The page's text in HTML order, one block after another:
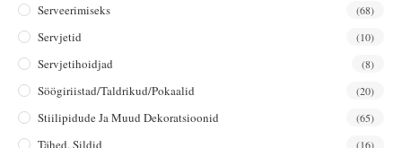
Serveerimiseks (68)
Servjetid (10)
Servjetihoidjad (8)
Söögiriistad/taldrikud/pokaalid (20)
Stiilipidude Ja Muud Dekoratsioonid (65)
Tähed, Sildid (16)